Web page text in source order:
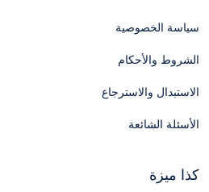
سياسة الخصوصية
الشروط والأحكام
الاستبدال والاسترجاع
الأسئلة الشائعة
كذا ميزة